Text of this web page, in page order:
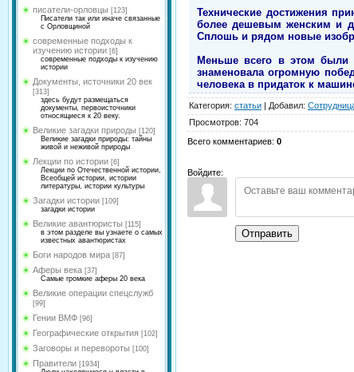
писатели-орловцы [123]
Писатели так или иначе связанные
с Орловщиной
современные подходы к
изучению истории [6]
современные подходы к изучению
истории
Документы, источники 20 век
[313]
здесь будут размещаться
документы, первоисточники
относящиеся к 20 веку.
Великие загадки природы [120]
Великие загадки природы: тайны
живой и неживой природы
Лекции по истории [6]
Лекции по Отечественной истории,
Всеобщей истории, истории
литературы, истории культуры
Загадки истории [109]
загадки истории
Великие авантюристы [115]
в этом разделе вы узнаете о самых
известных авантюристах
Боги народов мира [87]
Аферы века [37]
Самые громкие аферы 20 века
Великие операции спецслужб
[99]
Гении ВМФ [96]
Географические открытия [102]
Заговоры и перевороты [100]
Правители [1934]
Технические достижения
более дешевым женским и
Сплошь и рядом новые
Меньше всего в этом были
знаменовала огромную
человека в придаток к
Категория: статьи | Добавил:
Просмотров: 704
Всего комментариев: 0
Войдите:
Отправить